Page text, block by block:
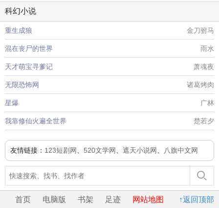
科幻小说
重生成狼 金刀驸马
混在丧尸的世界 雨水
天才萌宝寻爹记 萧魂夜
无限恐怖网 诸葛烤肉
星爆 广林
我靠修仙火遍全世界 楚若夕
友情链接： 123短剧网 520文学网 遮天小说网 八旗中文网
↑返回顶部
首页 电脑版 书架 足迹 网站地图